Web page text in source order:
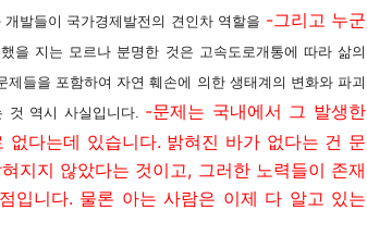
발들이 국가경제발전의 견인차 역할을 -그리고 누군
을 지는 모르나 분명한 것은 고속도로개통에 따라 삶의
들을 포함하여 자연 훼손에 의한 생태계의 변화와 파괴
것 역시 사실입니다. -문제는 국내에서 그 발생한
다는데 있습니다. 밝혀진 바가 없다는 건 문
지지 않았다는 것이고, 그러한 노력들이 존재
입니다. 물론 아는 사람은 이제 다 알고 있는